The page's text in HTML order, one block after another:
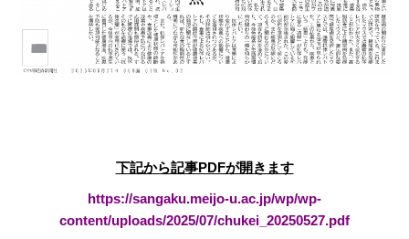
下記から記事PDFが開きます
https://sangaku.meijo-u.ac.jp/wp/wp-
content/uploads/2025/07/chukei_20250527.pdf